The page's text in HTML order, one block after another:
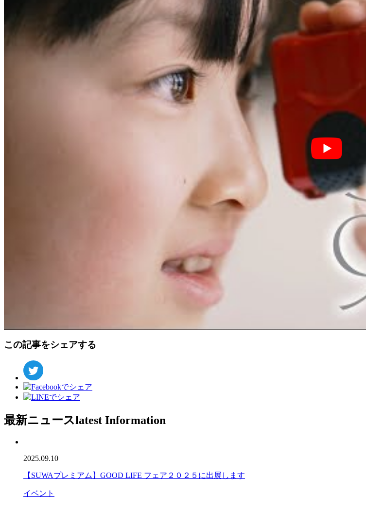
この記事をシェアする
最新ニュースlatest Information
2025.09.10
【SUWAプレミアム】GOOD LIFE フェア２０２５に出展します
イベント